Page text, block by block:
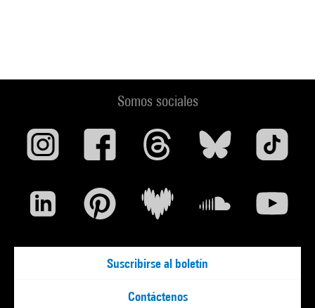
Somos sociales
Suscribirse al boletín
Contáctenos